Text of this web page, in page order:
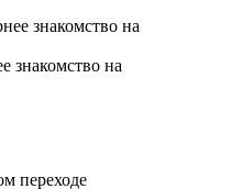
знакомство на